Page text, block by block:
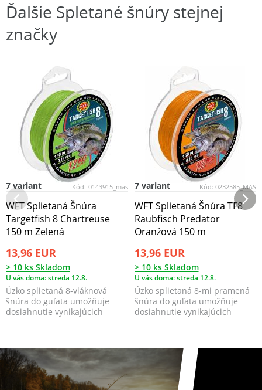
Ďalšie Spletané šnúry stejnej
značky
Kód: 0143915_mas
7 variant
WFT Splietaná Šnúra
Targetfish 8 Chartreuse
150 m Zelená
13,96 EUR
> 10 ks Skladom
U vás doma: streda 12.8.
Úzko splietaná 8-vláknová
šnúra do guľata umožňuje
dosiahnutie vynikajúcich
Kód: 0232585_MAS
7 variant
WFT Splietaná Šnúra TF8
Raubfisch Predator
Oranžová 150 m
13,96 EUR
> 10 ks Skladom
U vás doma: streda 12.8.
Úzko splietaná 8-mi pramená
šnúra do guľata umožňuje
dosiahnutie vynikajúcich